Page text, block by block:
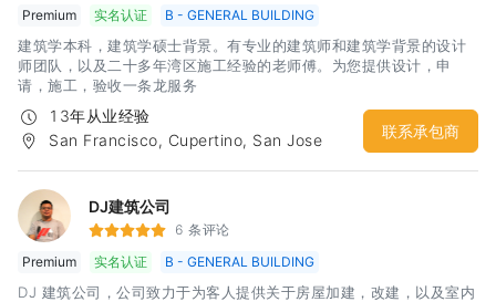
询服务。
Premium
实名认证 B - GENERAL BUILDING
建筑学本科，建筑学硕士背景。有专业的建筑师和建筑学背景的设计
师团队，以及二十多年湾区施工经验的老师傅。为您提供设计，申
请，施工，验收一条龙服务
13年从业经验
San Francisco, Cupertino, San Jose
联系承包商
DJ建筑公司
6 条评论
Premium
实名认证 B - GENERAL BUILDING
DJ 建筑公司，公司致力于为客人提供关于房屋加建，改建，以及室内